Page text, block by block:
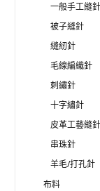
一般手工縫針
被子縫針
縫紉針
毛線編織針
刺繡針
十字繡針
皮革工藝縫針
串珠針
羊毛/打孔針
布料